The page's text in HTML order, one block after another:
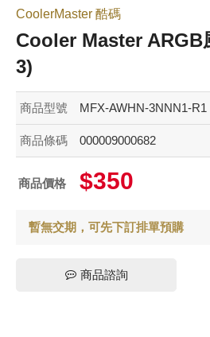
CoolerMaster 酷碼
Cooler Master ARGB
3)
商品型號 MFX-AWHN-3NNN1-R1
商品條碼 000009000682
商品價格 $350
暫無交期，可先下訂排單預購
商品諮詢